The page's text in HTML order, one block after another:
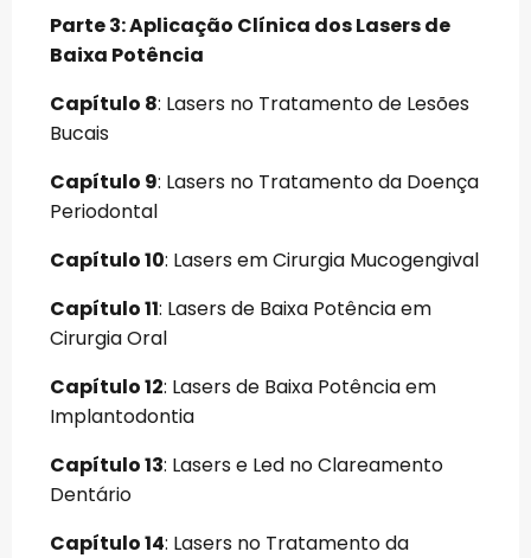
Parte 3: Aplicação Clínica dos Lasers de
Baixa Potência
Capítulo 8: Lasers no Tratamento de Lesões
Bucais
Capítulo 9: Lasers no Tratamento da Doença
Periodontal
Capítulo 10: Lasers em Cirurgia Mucogengival
Capítulo 11: Lasers de Baixa Potência em
Cirurgia Oral
Capítulo 12: Lasers de Baixa Potência em
Implantodontia
Capítulo 13: Lasers e Led no Clareamento
Dentário
Capítulo 14: Lasers no Tratamento da